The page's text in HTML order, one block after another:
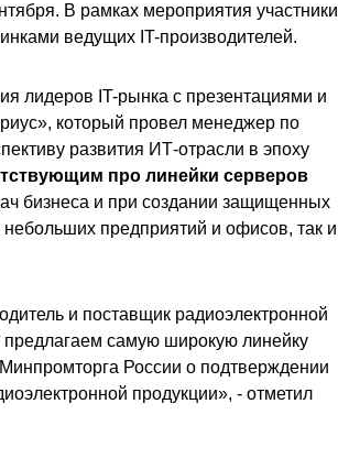
В рамках мероприятия участники
ведущих IT-производителей.
лидеров IT-рынка с презентациями и
который провел менеджер по
развития ИТ-отрасли в эпоху
про линейки серверов
бизнеса и при создании защищенных
предприятий и офисов, так и
и поставщик радиоэлектронной
самую широкую линейку
России о подтверждении
продукции», - отметил